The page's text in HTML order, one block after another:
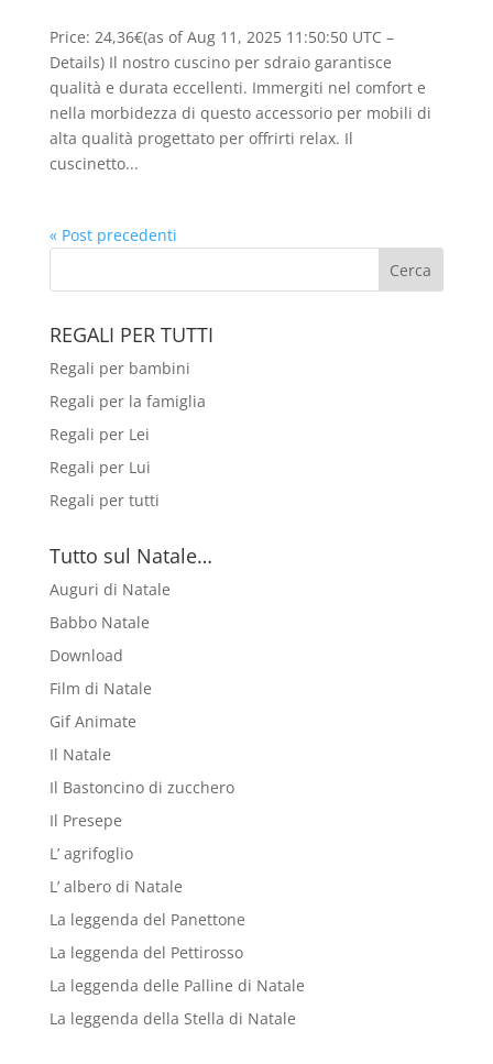
Price: 24,36€(as of Aug 11, 2025 11:50:50 UTC –
Details) Il nostro cuscino per sdraio garantisce
qualità e durata eccellenti. Immergiti nel comfort e
nella morbidezza di questo accessorio per mobili di
alta qualità progettato per offrirti relax. Il
cuscinetto...
« Post precedenti
REGALI PER TUTTI
Regali per bambini
Regali per la famiglia
Regali per Lei
Regali per Lui
Regali per tutti
Tutto sul Natale…
Auguri di Natale
Babbo Natale
Download
Film di Natale
Gif Animate
Il Natale
Il Bastoncino di zucchero
Il Presepe
L’ agrifoglio
L’ albero di Natale
La leggenda del Panettone
La leggenda del Pettirosso
La leggenda delle Palline di Natale
La leggenda della Stella di Natale